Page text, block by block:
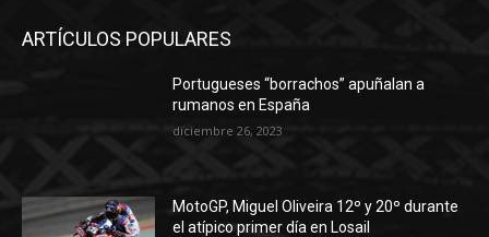
ARTÍCULOS POPULARES
Portugueses “borrachos” apuñalan a
rumanos en España
diciembre 26, 2023
MotoGP, Miguel Oliveira 12º y 20º durante
el atípico primer día en Losail